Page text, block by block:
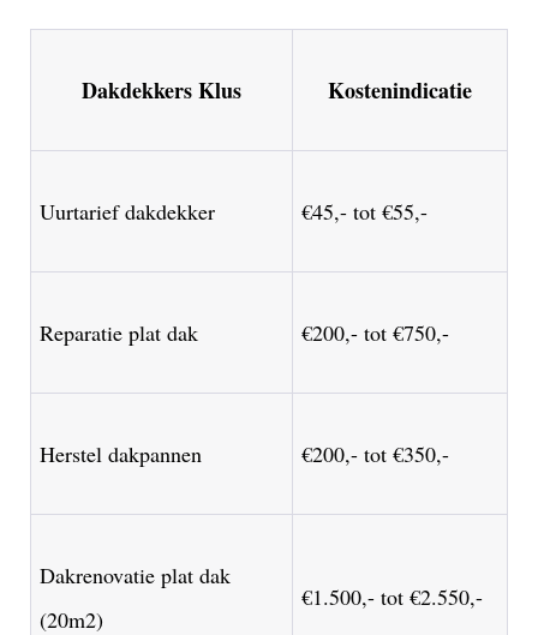
Dakdekkers Klus Kostenindicatie
Uurtarief dakdekker €45,- tot €55,-
Reparatie plat dak €200,- tot €750,-
Herstel dakpannen €200,- tot €350,-
Dakrenovatie plat dak
(20m2)
€1.500,- tot €2.550,-